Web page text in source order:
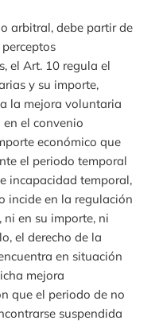
arbitral, debe partir de
el Art. 10 regula el
y su importe,
la mejora voluntaria
el convenio
económico que
el periodo temporal
incapacidad temporal,
incide en la regulación
en su importe, ni
el derecho de la
en situación
mejora
que el periodo de no
suspendida